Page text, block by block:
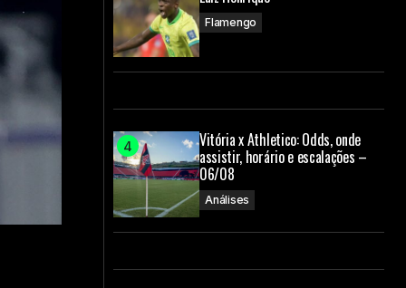
Flamengo
Vitória x Athletico: Odds, onde
assistir, horário e escalações –
06/08
Análises